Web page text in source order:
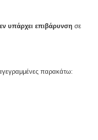
υπάρχει επιβάρυνση σε
παρακάτω: